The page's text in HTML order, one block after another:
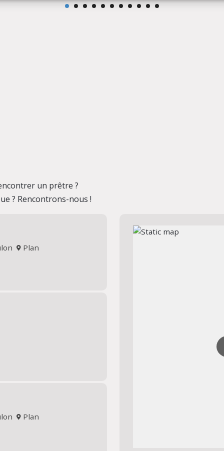
un prêtre ?
? Rencontrons-nous !
Plan
Plan